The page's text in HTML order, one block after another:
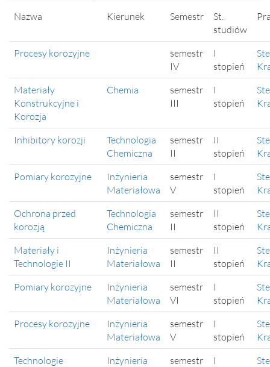
Nazwa Kierunek Semestr
St.
studiów
Procesy korozyjne
semestr
IV
I
stopień
Materiały
Konstrukcyjne i
Korozja
Chemia
semestr
III
I
stopień
Inhibitory korozji
Technologia
Chemiczna
semestr
II
II
stopień
Pomiary korozyjne
Inżynieria
Materiałowa
semestr
V
I
stopień
Ochrona przed
korozją
Technologia
Chemiczna
semestr
II
II
stopień
Materiały i
Technologie II
Inżynieria
Materiałowa
semestr
II
II
stopień
Pomiary korozyjne
Inżynieria
Materiałowa
semestr
VI
I
stopień
Procesy korozyjne
Inżynieria
Materiałowa
semestr
V
I
stopień
Technologie
Inżynieria
semestr
I